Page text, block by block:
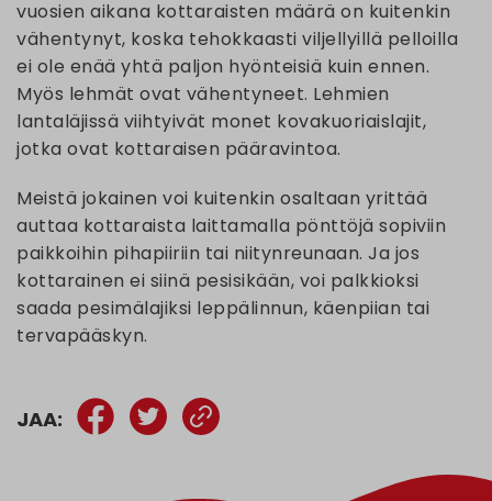
vuosien aikana kottaraisten määrä on kuitenkin
vähentynyt, koska tehokkaasti viljellyillä pelloilla
ei ole enää yhtä paljon hyönteisiä kuin ennen.
Myös lehmät ovat vähentyneet. Lehmien
lantaläjissä viihtyivät monet kovakuoriaislajit,
jotka ovat kottaraisen pääravintoa.
Meistä jokainen voi kuitenkin osaltaan yrittää
auttaa kottaraista laittamalla pönttöjä sopiviin
paikkoihin pihapiiriin tai niitynreunaan. Ja jos
kottarainen ei siinä pesisikään, voi palkkioksi
saada pesimälajiksi leppälinnun, käenpiian tai
tervapääskyn.
JAA: